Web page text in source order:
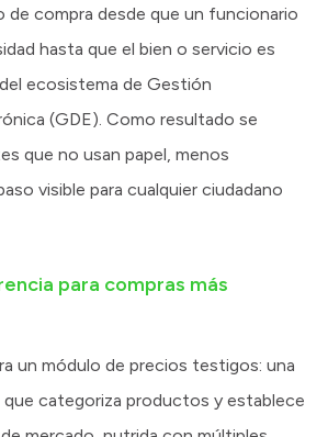
de compra desde que un funcionario
hasta que el bien o servicio es
ecosistema de Gestión
(GDE). Como resultado se
que no usan papel, menos
visible para cualquier ciudadano
para compras más
un módulo de precios testigos: una
que categoriza productos y establece